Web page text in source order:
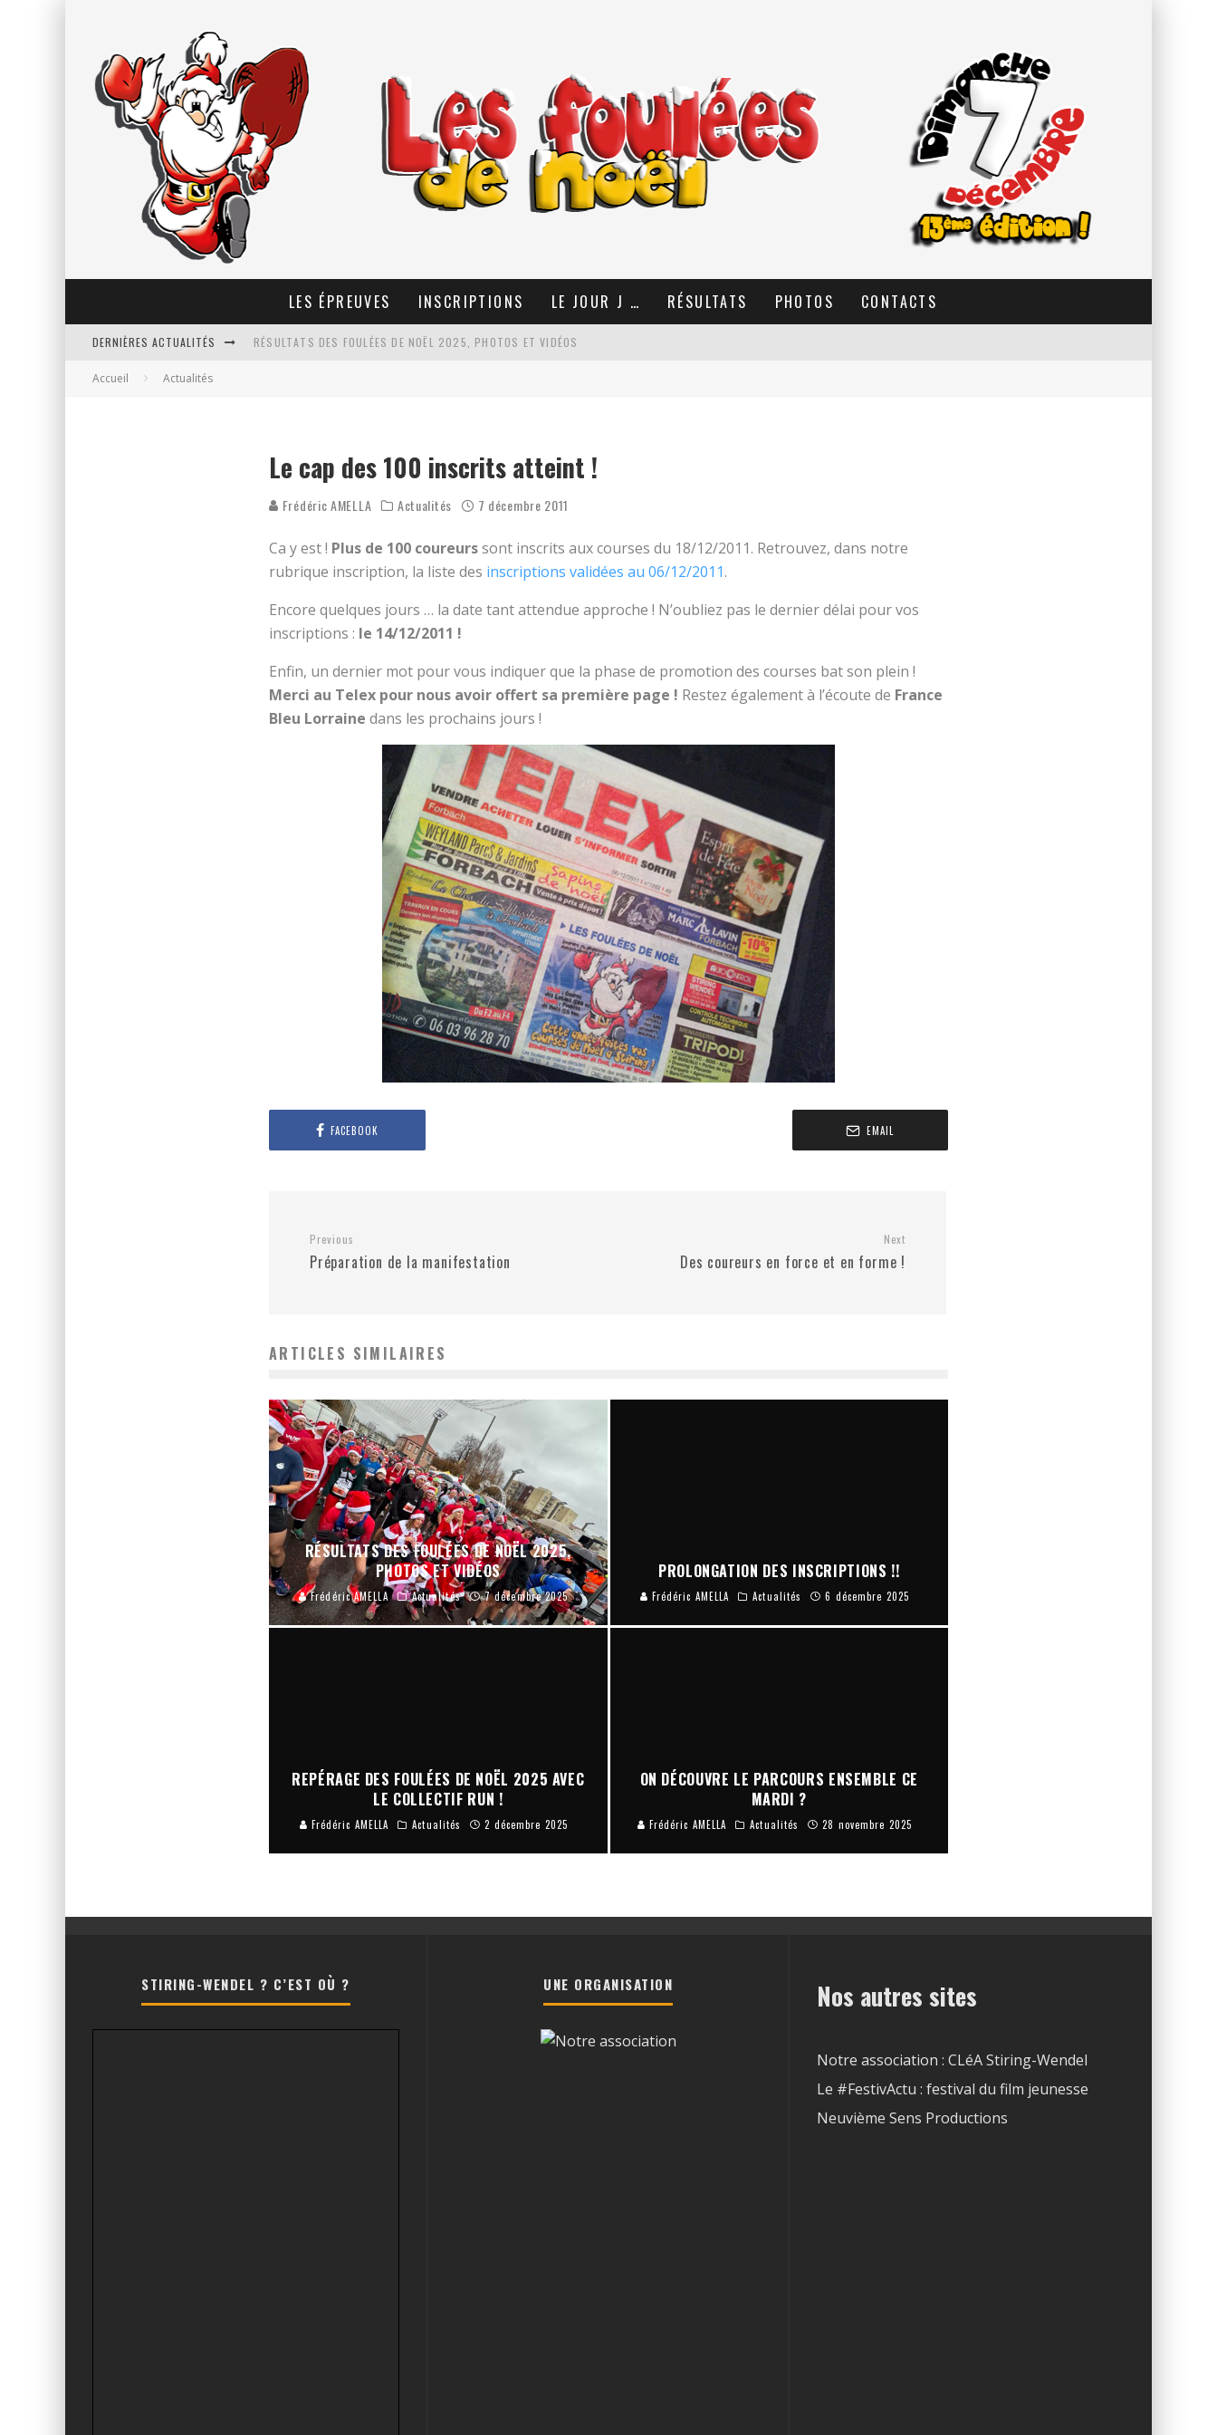
LES ÉPREUVES INSCRIPTIONS LE JOUR J … RÉSULTATS PHOTOS CONTACTS
DERNIÈRES ACTUALITÉS RÉSULTATS DES FOULÉES DE NOËL 2025, PHOTOS ET VIDÉOS
Accueil Actualités
Le cap des 100 inscrits atteint !
Frédéric AMELLA Actualités 7 décembre 2011
Ca y est ! Plus de 100 coureurssont inscrits aux courses du 18/12/2011. Retrouvez, dans notre
rubrique inscription, la liste des inscriptions validées au 06/12/2011.
Encore quelques jours … la date tant attendue approche ! N’oubliez pas le dernier délai pour vos
inscriptions : le 14/12/2011 !
Enfin, un dernier mot pour vous indiquer que la phase de promotion des courses bat son plein !
Merci au Telex pour nous avoir offert sa première page ! Restez également à l’écoute de France
Bleu Lorraine dans les prochains jours !
FACEBOOK EMAIL
Previous
Préparation de la manifestation
Next
Des coureurs en force et en forme !
ARTICLES SIMILAIRES
RÉSULTATS DES FOULÉES DE NOËL 2025,
PHOTOS ET VIDÉOS
Frédéric AMELLA Actualités 7 décembre 2025
PROLONGATION DES INSCRIPTIONS !!
Frédéric AMELLA Actualités 6 décembre 2025
REPÉRAGE DES FOULÉES DE NOËL 2025 AVEC
LE COLLECTIF RUN !
Frédéric AMELLA Actualités 2 décembre 2025
ON DÉCOUVRE LE PARCOURS ENSEMBLE CE
MARDI ?
Frédéric AMELLA Actualités 28 novembre 2025
STIRING-WENDEL ? C’EST OÙ ? UNE ORGANISATION Nos autres sites
Notre association : CLéA Stiring-Wendel
Le #FestivActu : festival du film jeunesse
Neuvième Sens Productions